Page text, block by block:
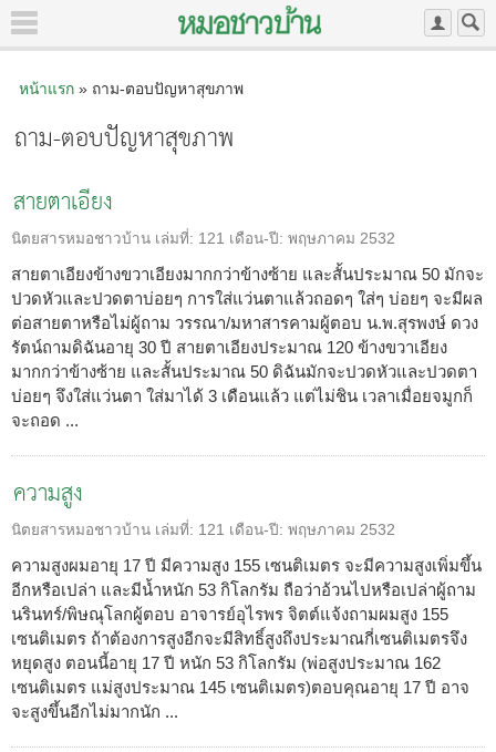
หน้าแรก» ถาม-ตอบปัญหาสุขภาพ
ถาม-ตอบปัญหาสุขภาพ
สายตาเอียง
นิตยสารหมอชาวบ้าน เล่มที่: 121 เดือน-ปี: พฤษภาคม 2532
สายตาเอียงข้างขวาเอียงมากกว่าข้างซ้าย และสั้นประมาณ 50 มักจะ
ปวดหัวและปวดตาบ่อยๆ การใส่แว่นตาแล้วถอดๆ ใส่ๆ บ่อยๆ จะมีผล
ต่อสายตาหรือไม่ผู้ถาม วรรณา/มหาสารคามผู้ตอบ น.พ.สุรพงษ์ ดวง
รัตน์ถามดิฉันอายุ 30 ปี สายตาเอียงประมาณ 120 ข้างขวาเอียง
มากกว่าข้างซ้าย และสั้นประมาณ 50 ดิฉันมักจะปวดหัวและปวดตา
บ่อยๆ จึงใส่แว่นตา ใส่มาได้ 3 เดือนแล้ว แต่ไม่ชิน เวลาเมื่อยจมูกก็
จะถอด ...
ความสูง
นิตยสารหมอชาวบ้าน เล่มที่: 121 เดือน-ปี: พฤษภาคม 2532
ความสูงผมอายุ 17 ปี มีความสูง 155 เซนติเมตร จะมีความสูงเพิ่มขึ้น
อีกหรือเปล่า และมีน้ำหนัก 53 กิโลกรัม ถือว่าอ้วนไปหรือเปล่าผู้ถาม
นรินทร์/พิษณุโลกผู้ตอบ อาจารย์อุไรพร จิตต์แจ้งถามผมสูง 155
เซนติเมตร ถ้าต้องการสูงอีกจะมีสิทธิ์สูงถึงประมาณกี่เซนติเมตรจึง
หยุดสูง ตอนนี้อายุ 17 ปี หนัก 53 กิโลกรัม (พ่อสูงประมาณ 162
เซนติเมตร แม่สูงประมาณ 145 เซนติเมตร)ตอบคุณอายุ 17 ปี อาจ
จะสูงขึ้นอีกไม่มากนัก ...